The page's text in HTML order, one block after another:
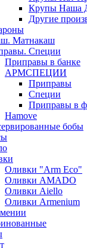
Крупы Наша
Другие
Матнакаш
Специи
Приправы в банке
АРМСПЕЦИИ
Приправы
Специи
Приправы в
Hamove
бобы
Оливки "Arm Eco"
Оливки AMADO
Оливки Aiello
Оливки Armenium